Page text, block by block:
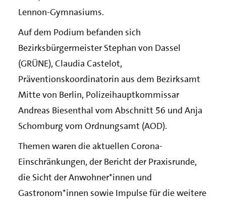
Lennon-Gymnasiums.
Auf dem Podium befanden sich
Bezirksbürgermeister Stephan von Dassel
(GRÜNE), Claudia Castelot,
Präventionskoordinatorin aus dem Bezirksamt
Mitte von Berlin, Polizeihauptkommissar
Andreas Biesenthal vom Abschnitt 56 und Anja
Schomburg vom Ordnungsamt (AOD).
Themen waren die aktuellen Corona-
Einschränkungen, der Bericht der Praxisrunde,
die Sicht der Anwohner*innen und
Gastronom*innen sowie Impulse für die weitere